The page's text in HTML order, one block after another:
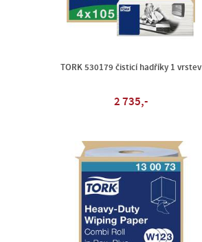
TORK 530179 čisticí hadříky 1 vrstev
2 735,-